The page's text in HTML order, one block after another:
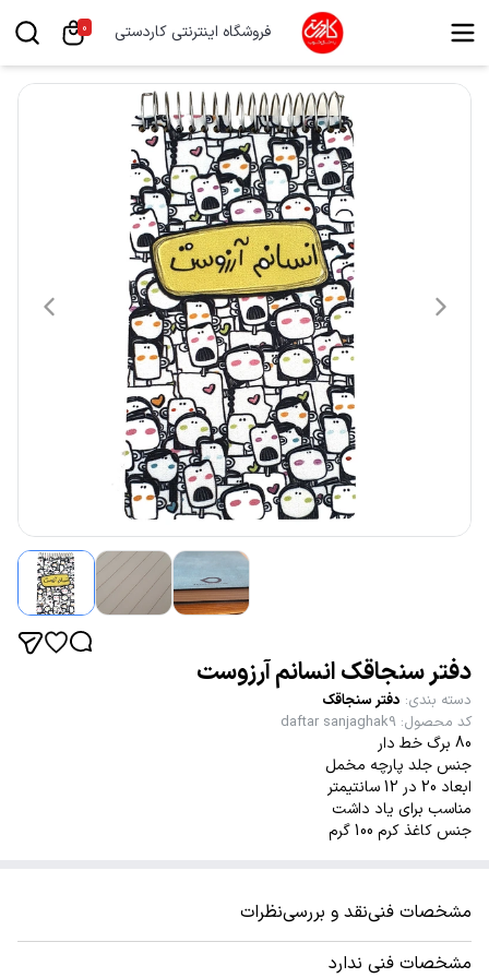
فروشگاه اینترنتی کاردستی 0
دفتر سنجاقک انسانم آرزوست
دسته بندی: دفتر سنجاقک
کد محصول:
daftar sanjaghak9
80 برگ خط دار
جنس جلد پارچه مخمل
ابعاد 20 در 12 سانتیمتر
مناسب برای یاد داشت
جنس کاغذ کرم 100 گرم
مشخصات فنینقد و بررسینظرات
مشخصات فنی ندارد